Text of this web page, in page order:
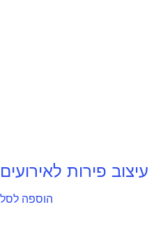
עיצוב פירות לאירועים
הוספה לסל